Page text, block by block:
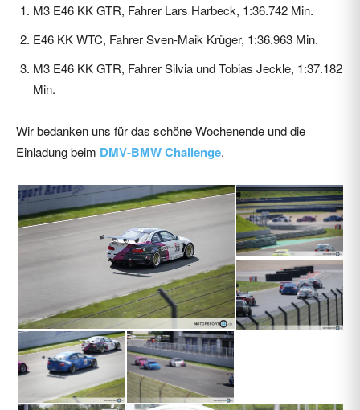
M3 E46 KK GTR, Fahrer Lars Harbeck, 1:36.742 Min.
E46 KK WTC, Fahrer Sven-Maik Krüger, 1:36.963 Min.
M3 E46 KK GTR, Fahrer Silvia und Tobias Jeckle, 1:37.182
Min.
Wir bedanken uns für das schöne Wochenende und die
Einladung beim DMV-BMW Challenge.